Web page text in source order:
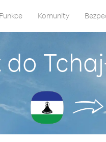
Funkce Komunity